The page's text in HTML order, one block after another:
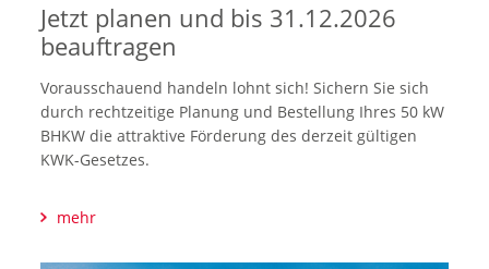
Jetzt planen und bis 31.12.2026
beauftragen
Vorausschauend handeln lohnt sich! Sichern Sie sich
durch rechtzeitige Planung und Bestellung Ihres 50 kW
BHKW die attraktive Förderung des derzeit gültigen
KWK-Gesetzes.
mehr